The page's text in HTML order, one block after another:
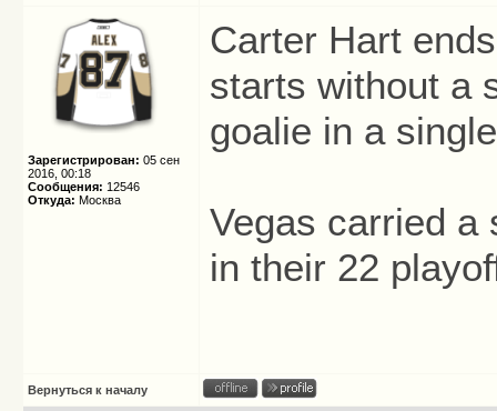
Зарегистрирован: 05 сен
2016, 00:18
Сообщения: 12546
Откуда: Москва
Carter Hart
starts without a
goalie in a
Vegas carried a
in their 22
Вернуться к началу